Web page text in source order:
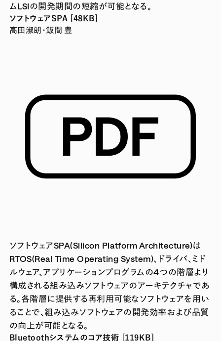
ムLSIの開発期間の短縮が可能となる。
ソフトウェアSPA [48KB]
高田淑朗・飯間 豊
ソフトウェアSPA(Silicon Platform Architecture)は
RTOS(Real Time Operating System)、ドライバ、ミド
ルウェア、アプリケーションプログラムの4つの階層より
構成される組み込みソフトウェアのアーキテクチャであ
る。各階層に提供する再利用可能なソフトウェアを用い
ることで、組み込みソフトウェアの開発効率および品質
の向上が可能となる。
Bluetoothシステムのコア技術 [119KB]